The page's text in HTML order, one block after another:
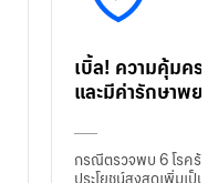
เบิ้ล! ความคุ้มคร
และมีค่ารักษาพย
กรณีตรวจพบ 6 โรคร้
ประโยชน์สูงสุดเพิ่มเป็น